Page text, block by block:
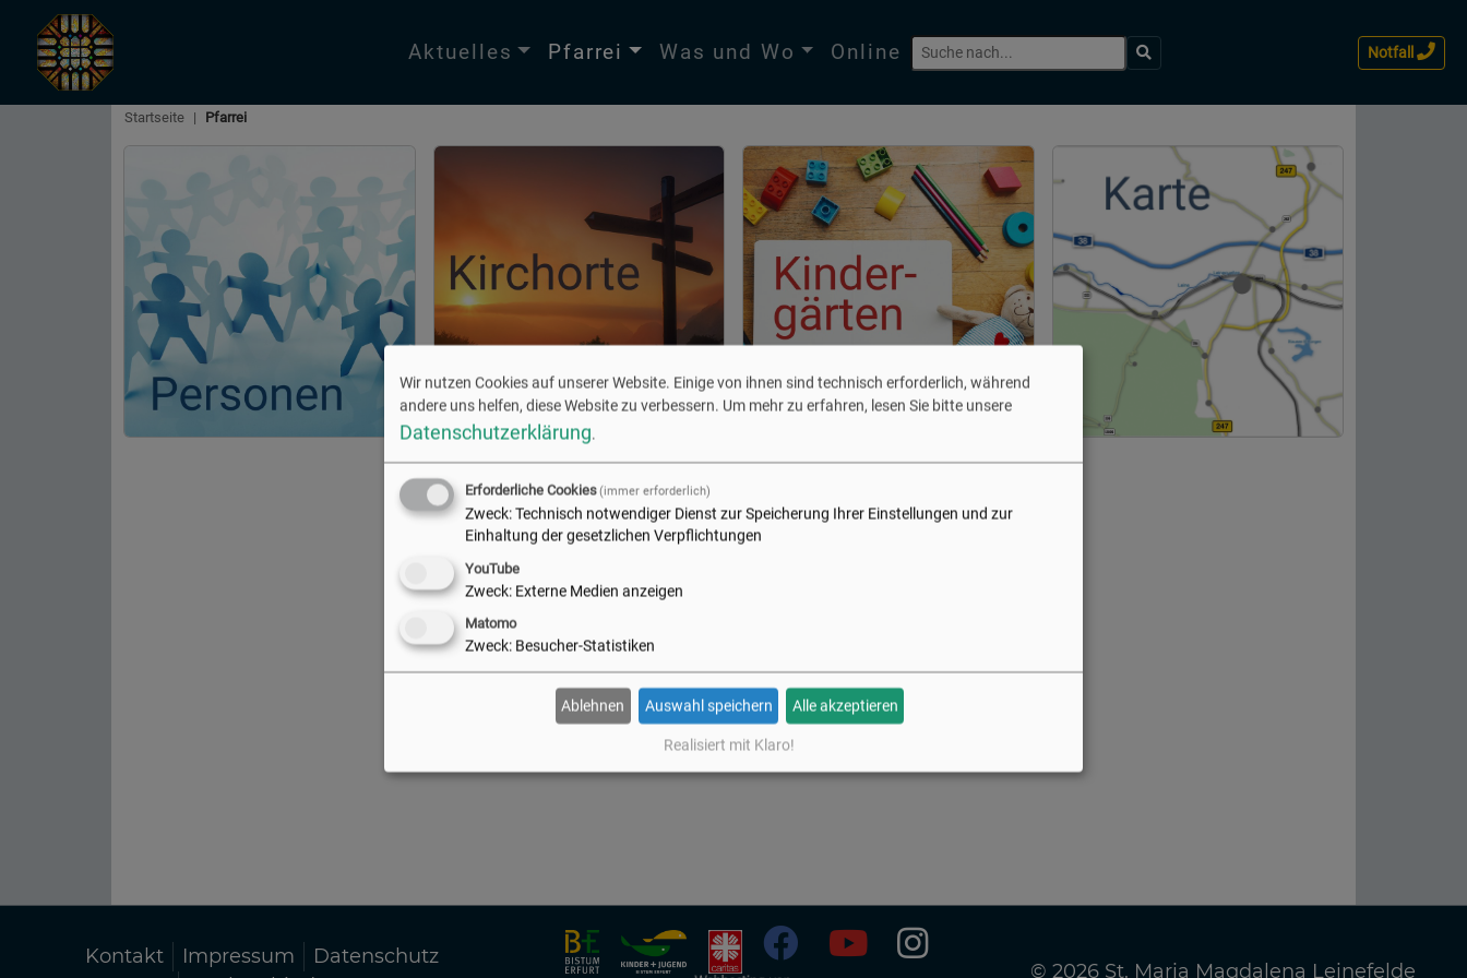
Notfall
Aktuelles Pfarrei Was und Wo Online
Suchfeld
Eingabe
bestätigen
Startseite Pfarrei
Kontakt Impressum
Datenschutz
© 2026 St. Maria Magdalena Leinefelde
Wir nutzen Cookies auf unserer Website. Einige von ihnen sind technisch erforderlich, während
andere uns helfen, diese Website zu verbessern. Um mehr zu erfahren, lesen Sie bitte unsere
Datenschutzerklärung.
Erforderliche Cookies(immer erforderlich)
Zweck:Technisch notwendiger Dienst zur Speicherung Ihrer Einstellungen und zur
Einhaltung der gesetzlichen Verpflichtungen
YouTube
Zweck: Externe Medien anzeigen
Matomo
Zweck: Besucher-Statistiken
Ablehnen Auswahl speichern Alle akzeptieren
Realisiert mit Klaro!